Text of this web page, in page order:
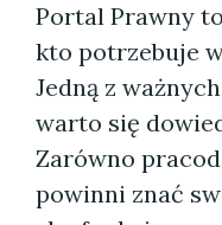
Portal Prawny
kto potrzebuje
Jedną z
warto się
Zarówno
powinni znać